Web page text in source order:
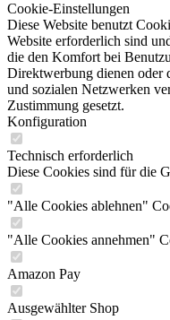
Cookie-Einstellungen
Diese Website benutzt
Website erforderlich sind
die den Komfort bei
Direktwerbung dienen oder
und sozialen Netzwerken
Zustimmung gesetzt.
Konfiguration
Technisch erforderlich
Diese Cookies sind für die
"Alle Cookies ablehnen"
"Alle Cookies annehmen"
Amazon Pay
Ausgewählter Shop